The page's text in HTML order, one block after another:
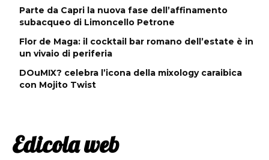
Parte da Capri la nuova fase dell’affinamento
subacqueo di Limoncello Petrone
Flor de Maga: il cocktail bar romano dell’estate è in
un vivaio di periferia
DOuMIX? celebra l’icona della mixology caraibica
con Mojito Twist
Edicola web